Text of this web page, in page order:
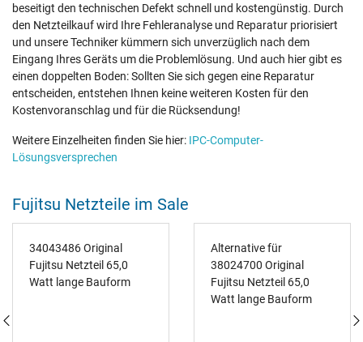
beseitigt den technischen Defekt schnell und kostengünstig. Durch
den Netzteilkauf wird Ihre Fehleranalyse und Reparatur priorisiert
und unsere Techniker kümmern sich unverzüglich nach dem
Eingang Ihres Geräts um die Problemlösung. Und auch hier gibt es
einen doppelten Boden: Sollten Sie sich gegen eine Reparatur
entscheiden, entstehen Ihnen keine weiteren Kosten für den
Kostenvoranschlag und für die Rücksendung!
Weitere Einzelheiten finden Sie hier: IPC-Computer-
Lösungsversprechen
Fujitsu Netzteile im Sale
34043486 Original
Fujitsu Netzteil 65,0
Watt lange Bauform
Alternative für
38024700 Original
Fujitsu Netzteil 65,0
Watt lange Bauform